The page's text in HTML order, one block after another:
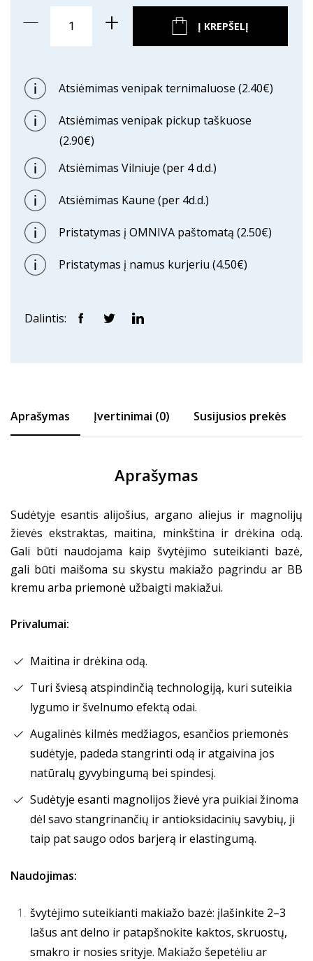
Į KREPŠELĮ
Atsiėmimas venipak ternimaluose (2.40€)
Atsiėmimas venipak pickup taškuose
(2.90€)
Atsiėmimas Vilniuje (per 4 d.d.)
Atsiėmimas Kaune (per 4d.d.)
Pristatymas į OMNIVA paštomatą (2.50€)
Pristatymas į namus kurjeriu (4.50€)
Dalintis:
Aprašymas Įvertinimai (0) Susijusios prekės
Aprašymas
Sudėtyje esantis alijošius, argano aliejus ir magnolijų
žievės ekstraktas, maitina, minkština ir drėkina odą.
Gali būti naudojama kaip švytėjimo suteikianti bazė,
gali būti maišoma su skystu makiažo pagrindu ar BB
kremu arba priemonė užbaigti makiažui.
Privalumai:
Maitina ir drėkina odą.
Turi šviesą atspindinčią technologiją, kuri suteikia
lygumo ir švelnumo efektą odai.
Augalinės kilmės medžiagos, esančios priemonės
sudėtyje, padeda stangrinti odą ir atgaivina jos
natūralų gyvybingumą bei spindesį.
Sudėtyje esanti magnolijos žievė yra puikiai žinoma
dėl savo stangrinančių ir antioksidacinių savybių, ji
taip pat saugo odos barjerą ir elastingumą.
Naudojimas:
švytėjimo suteikianti makiažo bazė: įlašinkite 2–3
lašus ant delno ir patapšnokite kaktos, skruostų,
smakro ir nosies srityje. Makiažo šepetėliu ar